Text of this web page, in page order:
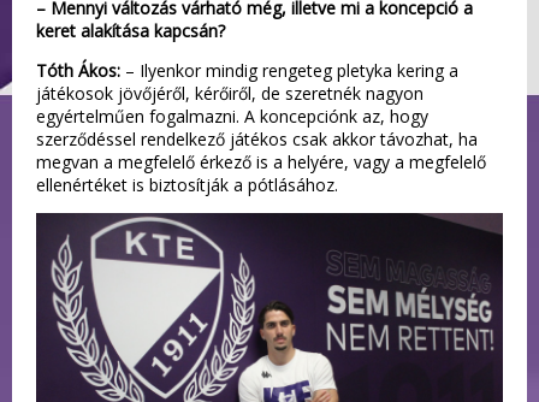
– Mennyi változás várható még, illetve mi a koncepció a
keret alakítása kapcsán?
Tóth Ákos: – Ilyenkor mindig rengeteg pletyka kering a
játékosok jövőjéről, kérőiről, de szeretnék nagyon
egyértelműen fogalmazni. A koncepciónk az, hogy
szerződéssel rendelkező játékos csak akkor távozhat, ha
megvan a megfelelő érkező is a helyére, vagy a megfelelő
ellenértéket is biztosítják a pótlásához.